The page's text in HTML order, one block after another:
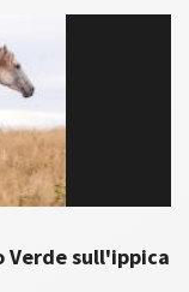
esagerato. I
Verde sull'ippica